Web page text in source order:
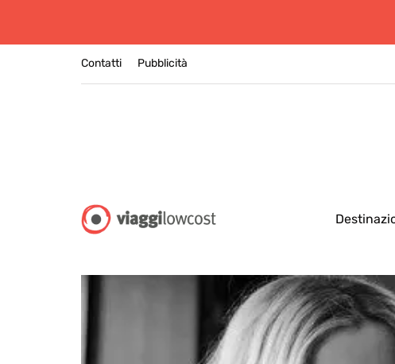
Contatti Pubblicità